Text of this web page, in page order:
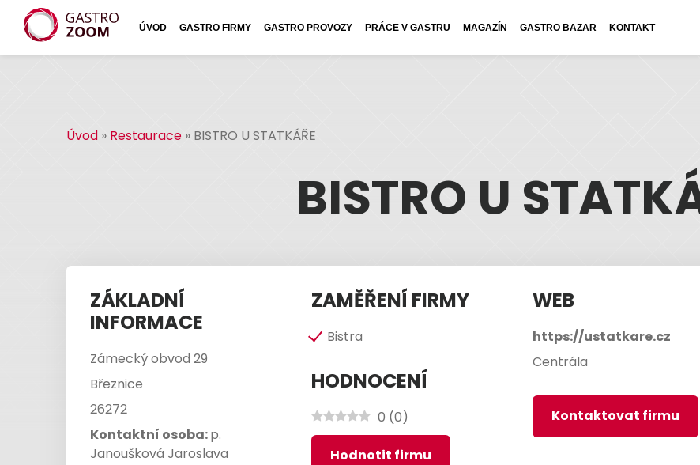
ÚVOD GASTRO FIRMY GASTRO PROVOZY PRÁCE V GASTRU MAGAZÍN GASTRO BAZAR KONTAKT
Úvod » Restaurace » BISTRO U STATKÁŘE
BISTRO U
ZÁKLADNÍ
INFORMACE
Zámecký obvod 29
Březnice
26272
Kontaktní osoba:p.
Janoušková Jaroslava
ZAMĚŘENÍ FIRMY
Bistra
HODNOCENÍ
0 (0)
Hodnotit firmu
WEB
https://ustatkare.cz
Centrála
Kontaktovat firmu